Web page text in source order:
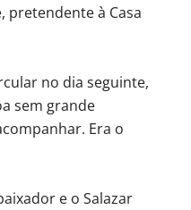
pretendente à Casa
no dia seguinte,
sem grande
Era o
e o Salazar